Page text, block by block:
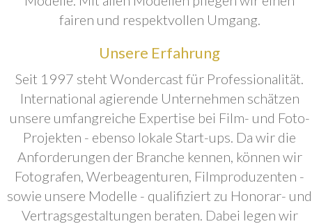
fairen und respektvollen Umgang.
Unsere Erfahrung
Seit 1997 steht Wondercast für Professionalität.
International agierende Unternehmen schätzen
unsere umfangreiche Expertise bei Film- und Foto-
Projekten - ebenso lokale Start-ups. Da wir die
Anforderungen der Branche kennen, können wir
Fotografen, Werbeagenturen, Filmproduzenten -
sowie unsere Modelle - qualifiziert zu Honorar- und
Vertragsgestaltungen beraten. Dabei legen wir